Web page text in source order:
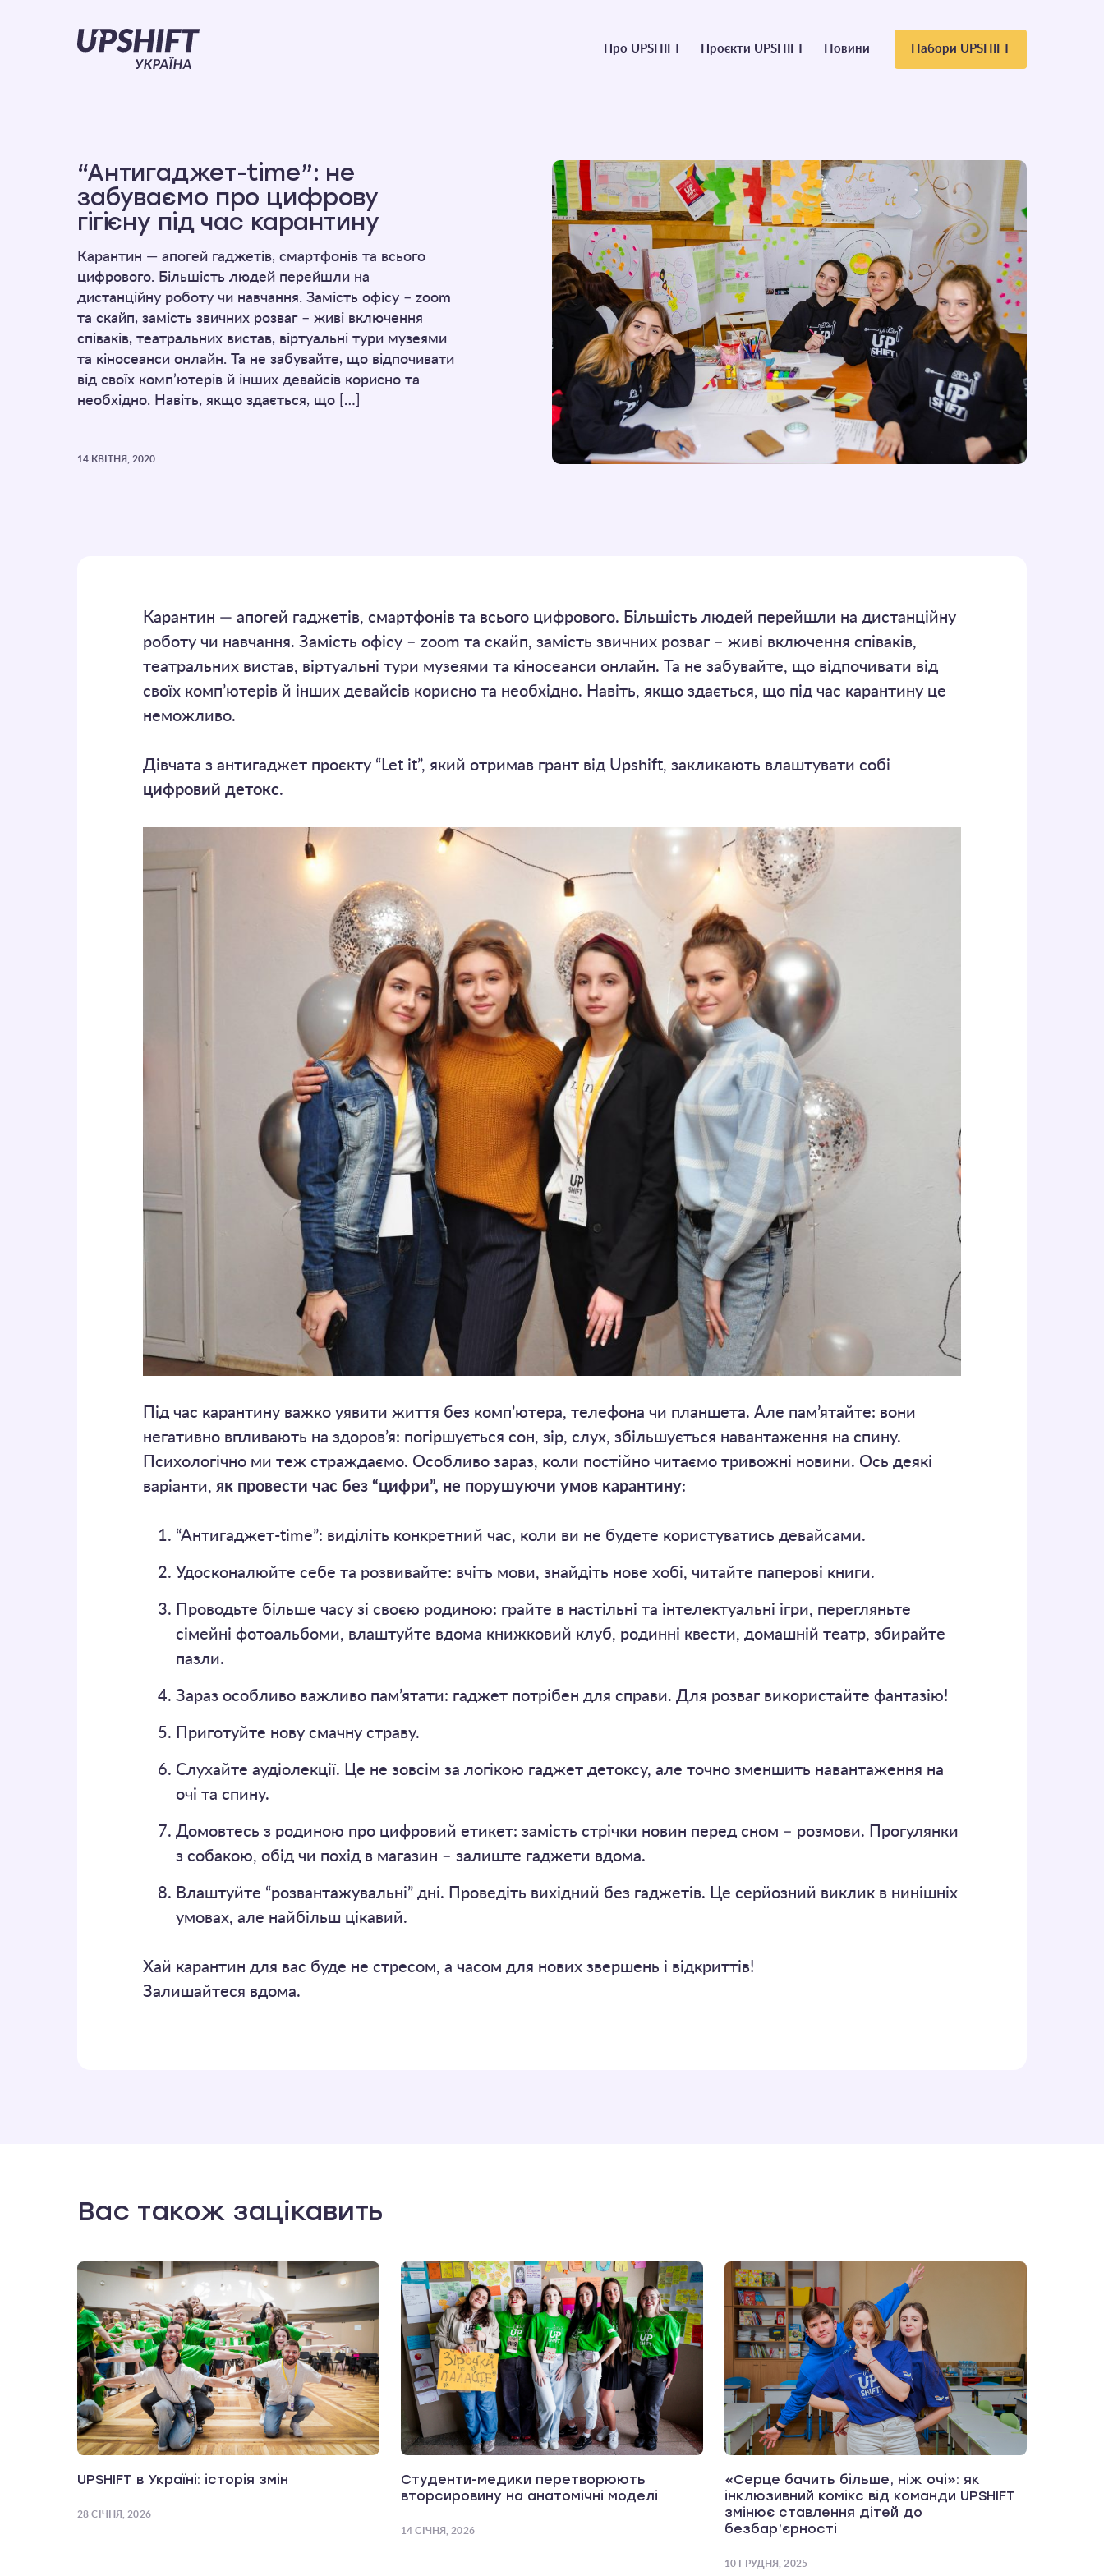
Upshift
Головне
Про UPSHIFT Проєкти UPSHIFT Новини Набори UPSHIFT
“Антигаджет-time”: не
забуваємо про цифрову
гігієну під час карантину
Карантин — апогей гаджетів, смартфонів та всього
цифрового. Більшість людей перейшли на
дистанційну роботу чи навчання. Замість офісу – zoom
та скайп, замість звичних розваг – живі включення
співаків, театральних вистав, віртуальні тури музеями
та кіносеанси онлайн. Та не забувайте, що відпочивати
від своїх комп’ютерів й інших девайсів корисно та
необхідно. Навіть, якщо здається, що […]
14 КВІТНЯ, 2020
Карантин — апогей гаджетів, смартфонів та всього цифрового. Більшість людей перейшли на дистанційну
роботу чи навчання. Замість офісу – zoom та скайп, замість звичних розваг – живі включення співаків,
театральних вистав, віртуальні тури музеями та кіносеанси онлайн. Та не забувайте, що відпочивати від
своїх комп’ютерів й інших девайсів корисно та необхідно. Навіть, якщо здається, що під час карантину це
неможливо.
Дівчата з антигаджет проєкту “Let it”, який отримав грант від Upshift, закликають влаштувати собі
цифровий детокс.
Під час карантину важко уявити життя без комп’ютера, телефона чи планшета. Але пам’ятайте: вони
негативно впливають на здоров’я: погіршується сон, зір, слух, збільшується навантаження на спину.
Психологічно ми теж страждаємо. Особливо зараз, коли постійно читаємо тривожні новини. Ось деякі
варіанти, як провести час без “цифри”, не порушуючи умов карантину:
“Антигаджет-time”: виділіть конкретний час, коли ви не будете користуватись девайсами.
Удосконалюйте себе та розвивайте: вчіть мови, знайдіть нове хобі, читайте паперові книги.
Проводьте більше часу зі своєю родиною: грайте в настільні та інтелектуальні ігри, перегляньте
сімейні фотоальбоми, влаштуйте вдома книжковий клуб, родинні квести, домашній театр, збирайте
пазли.
Зараз особливо важливо пам’ятати: гаджет потрібен для справи. Для розваг використайте фантазію!
Приготуйте нову смачну страву.
Слухайте аудіолекції. Це не зовсім за логікою гаджет детоксу, але точно зменшить навантаження на
очі та спину.
Домовтесь з родиною про цифровий етикет: замість стрічки новин перед сном – розмови. Прогулянки
з собакою, обід чи похід в магазин – залиште гаджети вдома.
Влаштуйте “розвантажувальні” дні. Проведіть вихідний без гаджетів. Це серйозний виклик в нинішніх
умовах, але найбільш цікавий.
Хай карантин для вас буде не стресом, а часом для нових звершень і відкриттів!
Залишайтеся вдома.
Вас також зацікавить
UPSHIFT в Україні: історія змін
28 СІЧНЯ, 2026
Студенти-медики перетворюють
вторсировину на анатомічні моделі
14 СІЧНЯ, 2026
«Серце бачить більше, ніж очі»: як
інклюзивний комікс від команди UPSHIFT
змінює ставлення дітей до
безбар’єрності
10 ГРУДНЯ, 2025